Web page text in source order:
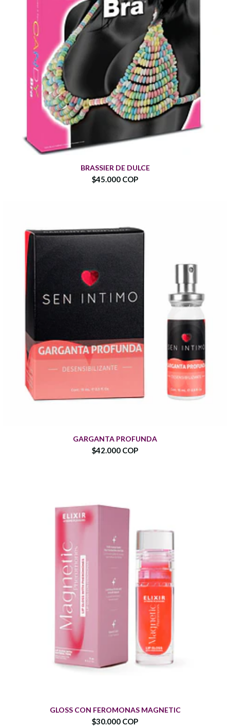
BRASSIER DE DULCE
$45.000 COP
GARGANTA PROFUNDA
$42.000 COP
GLOSS CON FEROMONAS MAGNETIC
$30.000 COP